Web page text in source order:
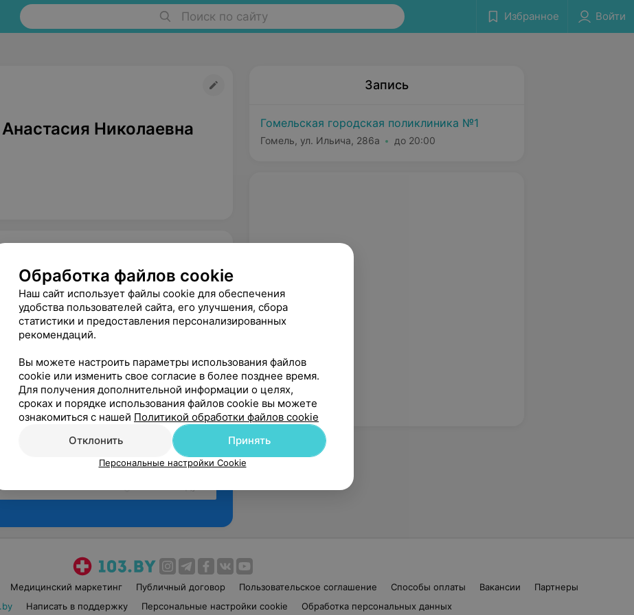
Поиск по сайту Избранное Войти
Николаевна
Запись
Гомельская городская поликлиника №1
Гомель, ул. Ильича, 286а до 20:00
Медицинский маркетинг Публичный договор Пользовательское соглашение Способы оплаты Вакансии
Партнеры
Написать в поддержку Персональные настройки cookie Обработка персональных данных
Обработка файлов cookie
Наш сайт использует файлы cookie для обеспечения
удобства пользователей сайта, его улучшения, сбора
статистики и предоставления персонализированных
рекомендаций.
Вы можете настроить параметры использования файлов
cookie или изменить свое согласие в более позднее время.
Для получения дополнительной информации о целях,
сроках и порядке использования файлов cookie вы можете
ознакомиться с нашей Политикой обработки файлов cookie
Отклонить
Принять
Персональные настройки Cookie